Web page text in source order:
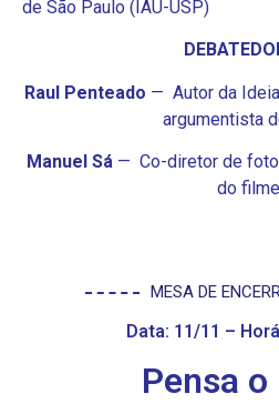
de São Paulo (IAU-USP)
Raul Penteado — Autor da
argumentista
Manuel Sá — Co-diretor de
do filme
MESA DE
Data: 11/11 –
Pensa o